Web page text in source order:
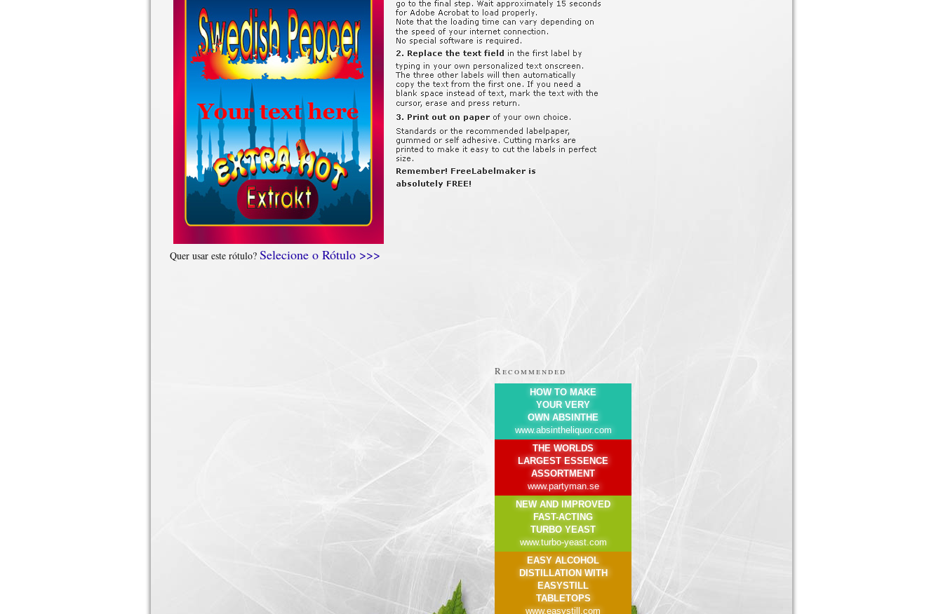
Quer usar este rótulo? Selecione o Rótulo >>>
Recommended
HOW TO MAKE
YOUR VERY
OWN ABSINTHE
www.absintheliquor.com
THE WORLDS
LARGEST ESSENCE
ASSORTMENT
www.partyman.se
NEW AND IMPROVED
FAST-ACTING
TURBO YEAST
www.turbo-yeast.com
EASY ALCOHOL
DISTILLATION WITH
EASYSTILL
TABLETOPS
www.easystill.com